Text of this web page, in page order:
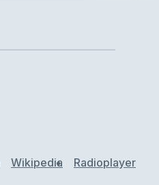
Wikipedia Radioplayer